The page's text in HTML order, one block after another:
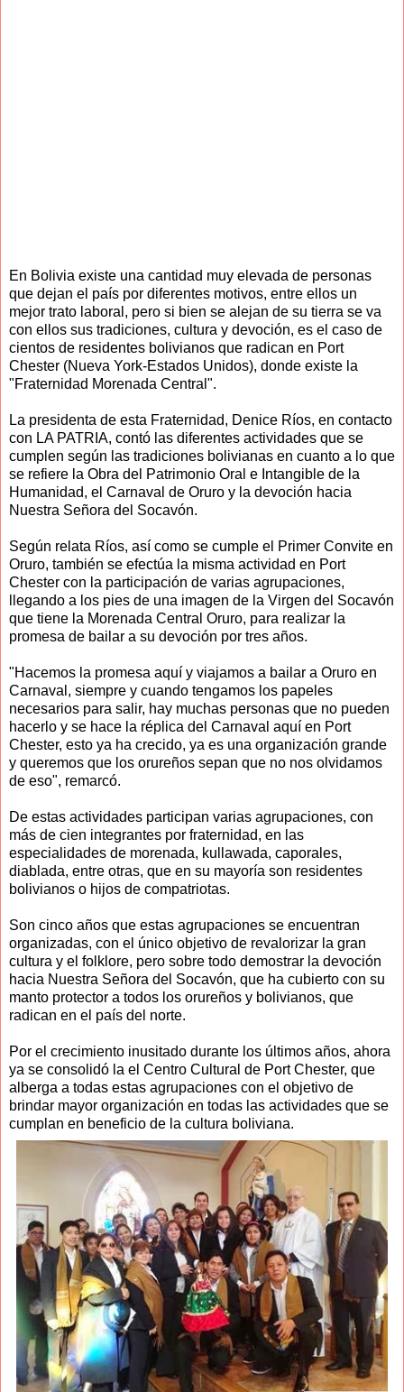
En Bolivia existe una cantidad muy elevada de personas
que dejan el país por diferentes motivos, entre ellos un
mejor trato laboral, pero si bien se alejan de su tierra se va
con ellos sus tradiciones, cultura y devoción, es el caso de
cientos de residentes bolivianos que radican en Port
Chester (Nueva York-Estados Unidos), donde existe la
"Fraternidad Morenada Central".
La presidenta de esta Fraternidad, Denice Ríos, en contacto
con LA PATRIA, contó las diferentes actividades que se
cumplen según las tradiciones bolivianas en cuanto a lo que
se refiere la Obra del Patrimonio Oral e Intangible de la
Humanidad, el Carnaval de Oruro y la devoción hacia
Nuestra Señora del Socavón.
Según relata Ríos, así como se cumple el Primer Convite en
Oruro, también se efectúa la misma actividad en Port
Chester con la participación de varias agrupaciones,
llegando a los pies de una imagen de la Virgen del Socavón
que tiene la Morenada Central Oruro, para realizar la
promesa de bailar a su devoción por tres años.
"Hacemos la promesa aquí y viajamos a bailar a Oruro en
Carnaval, siempre y cuando tengamos los papeles
necesarios para salir, hay muchas personas que no pueden
hacerlo y se hace la réplica del Carnaval aquí en Port
Chester, esto ya ha crecido, ya es una organización grande
y queremos que los orureños sepan que no nos olvidamos
de eso", remarcó.
De estas actividades participan varias agrupaciones, con
más de cien integrantes por fraternidad, en las
especialidades de morenada, kullawada, caporales,
diablada, entre otras, que en su mayoría son residentes
bolivianos o hijos de compatriotas.
Son cinco años que estas agrupaciones se encuentran
organizadas, con el único objetivo de revalorizar la gran
cultura y el folklore, pero sobre todo demostrar la devoción
hacia Nuestra Señora del Socavón, que ha cubierto con su
manto protector a todos los orureños y bolivianos, que
radican en el país del norte.
Por el crecimiento inusitado durante los últimos años, ahora
ya se consolidó la el Centro Cultural de Port Chester, que
alberga a todas estas agrupaciones con el objetivo de
brindar mayor organización en todas las actividades que se
cumplan en beneficio de la cultura boliviana.